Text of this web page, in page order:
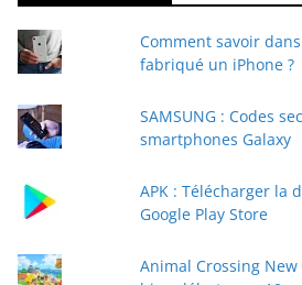
r
e
e
-
a
Comment savoir
fabriqué un iPhone ?
SAMSUNG : Codes
smartphones Galaxy
APK : Télécharger la
Google Play Store
Animal Crossing